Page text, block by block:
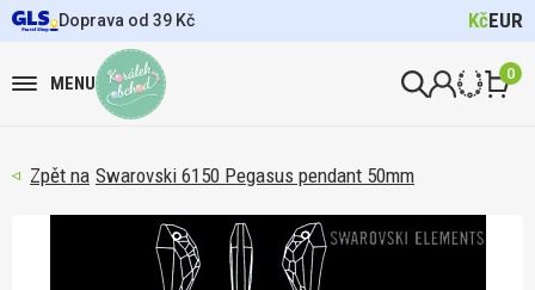
Doprava od 39 Kč KčEUR
MENU 0
Swarovski 6150 Pegasus pendant 50mm